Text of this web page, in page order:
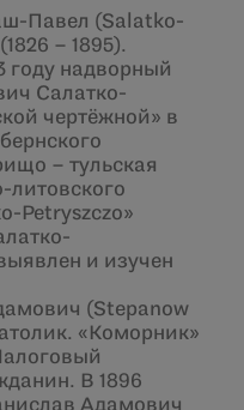
Павел (Salatko-
– 1895).
году надворный
Салатко-
чертёжной» в
– тульская
литовского
Petryszczo»
и изучен
(Stepanow
«Коморник»
В 1896
Адамович